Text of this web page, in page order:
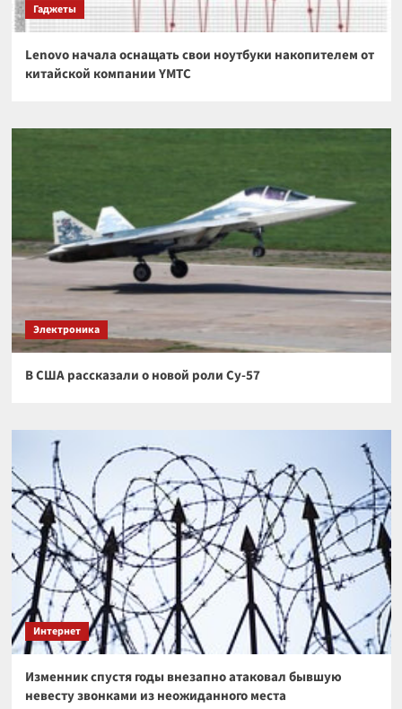
Гаджеты
Lenovo начала оснащать свои ноутбуки накопителем от
китайской компании YMTC
Электроника
В США рассказали о новой роли Су-57
Интернет
Изменник спустя годы внезапно атаковал бывшую
невесту звонками из неожиданного места